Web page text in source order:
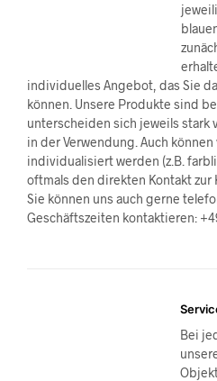
individuelles Angebot, das Sie
können. Unsere Produkte sind
unterscheiden sich jeweils stark
in der Verwendung. Auch
individualisiert werden (z.B.
oftmals den direkten Kontakt zur
Sie können uns auch gerne
Geschäftszeiten kontaktieren:
Bei